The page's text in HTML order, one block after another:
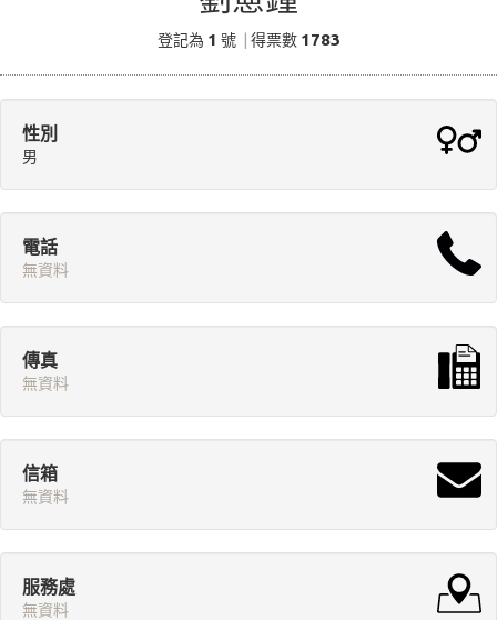
登記為 1 號 得票數 1783
性別
男
電話
無資料
傳真
無資料
信箱
無資料
服務處
無資料